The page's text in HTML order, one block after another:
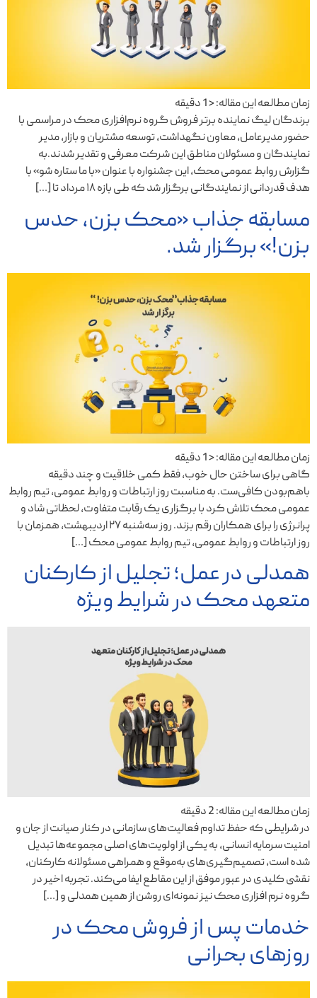
زمان مطالعه این مقاله:< 1 دقیقه
برندگان لیگ نماینده برتر فروش گروه نرم‌افزاری محک در مراسمی با
حضور مدیرعامل، معاون نگهداشت، توسعه مشتریان و بازار، مدیر
نمایندگان و مسئولان مناطق این شرکت معرفی و تقدیر شدند.به
گزارش روابط عمومی محک، این جشنواره با عنوان «با ما ستاره شو» با
هدف قدردانی از نمایندگانی برگزار شد که طی بازه ۱۸ مرداد تا […]
مسابقه جذاب «محک بزن، حدس
بزن!» برگزار شد.
زمان مطالعه این مقاله:< 1 دقیقه
گاهی برای ساختن حال خوب، فقط کمی خلاقیت و چند دقیقه
باهم‌بودن کافی‌ست. به مناسبت روز ارتباطات و روابط عمومی، تیم روابط
عمومی محک تلاش کرد با برگزاری یک رقابت متفاوت، لحظاتی شاد و
پرانرژی را برای همکاران رقم بزند. روز سه‌شنبه ۲۷ اردیبهشت، همزمان با
روز ارتباطات و روابط عمومی، تیم روابط عمومی محک […]
همدلی در عمل؛ تجلیل از کارکنان
متعهد محک در شرایط ویژه
زمان مطالعه این مقاله:2دقیقه
در شرایطی که حفظ تداوم فعالیت‌های سازمانی در کنار صیانت از جان و
امنیت سرمایه انسانی، به یکی از اولویت‌های اصلی مجموعه‌ها تبدیل
شده است، تصمیم‌گیری‌های به‌موقع و همراهی مسئولانه کارکنان،
نقشی کلیدی در عبور موفق از این مقاطع ایفا می‌کند. تجربه اخیر در
گروه نرم ‌افزاری محک نیز نمونه‌ای روشن از همین همدلی و […]
خدمات پس از فروش محک در
روزهای بحرانی